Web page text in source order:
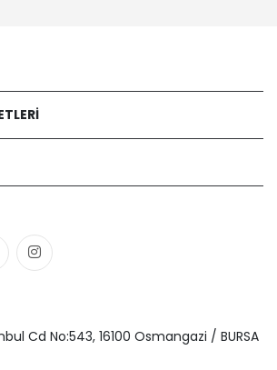
Cd No:543, 16100 Osmangazi / BURSA